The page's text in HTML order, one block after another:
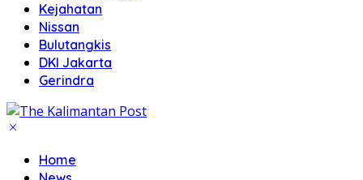
Kejahatan
Nissan
Bulutangkis
DKI Jakarta
Gerindra
Home